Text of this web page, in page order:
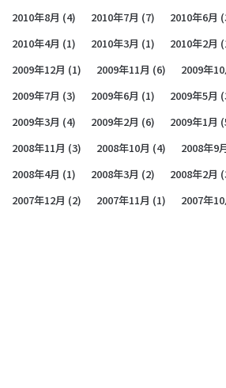
2010年8月 (4) 2010年7月 (7) 2010年6月
2010年4月 (1) 2010年3月 (1) 2010年2月
2009年12月 (1) 2009年11月 (6) 2009年10
2009年7月 (3) 2009年6月 (1) 2009年5月
2009年3月 (4) 2009年2月 (6) 2009年1月
2008年11月 (3) 2008年10月 (4) 2008年9
2008年4月 (1) 2008年3月 (2) 2008年2月
2007年12月 (2) 2007年11月 (1) 2007年10